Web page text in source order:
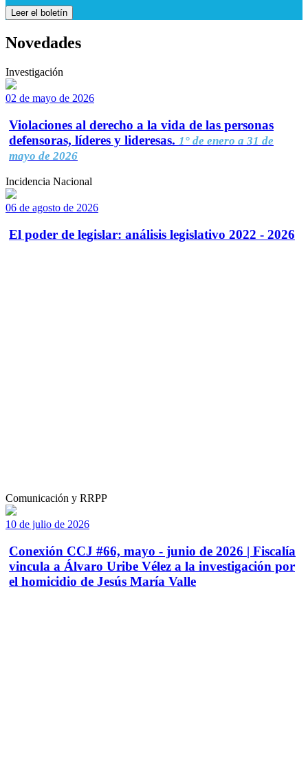
Leer el boletín
Novedades
Investigación
02 de mayo de 2026
Violaciones al derecho a la vida de las personas
defensoras, líderes y lideresas. 1° de enero a 31 de
mayo de 2026
Incidencia Nacional
06 de agosto de 2026
El poder de legislar: análisis legislativo 2022 - 2026
Comunicación y RRPP
10 de julio de 2026
Conexión CCJ #66, mayo - junio de 2026 | Fiscalía
vincula a Álvaro Uribe Vélez a la investigación por
el homicidio de Jesús María Valle